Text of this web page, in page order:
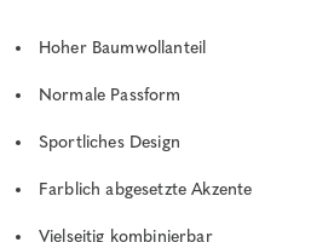
Hoher Baumwollanteil
Normale Passform
Sportliches Design
Farblich abgesetzte Akzente
Vielseitig kombinierbar